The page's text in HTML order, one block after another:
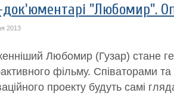
"Любомир".
2013
Любомир (Гузар) стане
фільму. Співаторами
проекту будуть самі